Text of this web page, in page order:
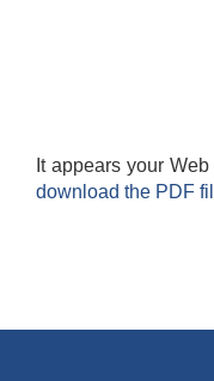
It appears your
download the PDF